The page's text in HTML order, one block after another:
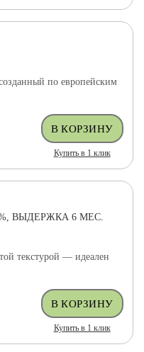
по европейским
Купить в 1 клик
ВЫДЕРЖКА 6 МЕС.
текстурой — идеален
Купить в 1 клик